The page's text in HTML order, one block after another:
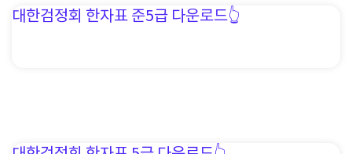
대한검정회 한자표 준5급 다운로드👆️